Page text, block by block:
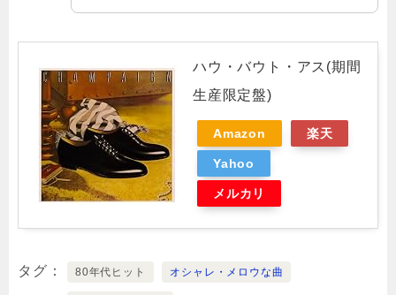
ハウ・バウト・アス(期間
生産限定盤)
Amazon 楽天
Yahoo
メルカリ
タグ 80年代ヒット オシャレ・メロウな曲